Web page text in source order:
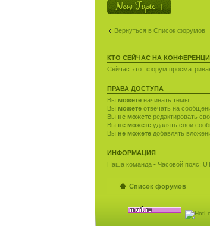
Новая тема
Вернуться в Список форумов
КТО СЕЙЧАС НА
Сейчас этот форум
ПРАВА ДОСТУПА
Вы можете начинать темы
Вы можете отвечать на
Вы не можете редактировать
Вы не можете удалять свои
Вы не можете добавлять
ИНФОРМАЦИЯ
Наша команда • Часовой пояс:
Список форумов